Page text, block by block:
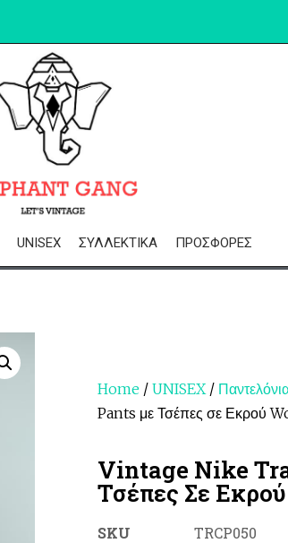
UNISEX ΣΥΛΛΕΚΤΙΚΆ ΠΡΟΣΦΟΡΈΣ
Home / UNISEX/
Pants με Τσέπες σε Εκρού
Vintage Nike
Τσέπες Σε
SKU
TRCP050